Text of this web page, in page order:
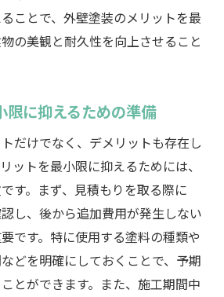
ことで、外壁塗装のメリットを最
の美観と耐久性を向上させること
限に抑えるための準備
だけでなく、デメリットも存在し
ットを最小限に抑えるためには、
す。まず、見積もりを取る際に
し、後から追加費用が発生しない
です。特に使用する塗料の種類や
どを明確にしておくことで、予期
とができます。また、施工期間中